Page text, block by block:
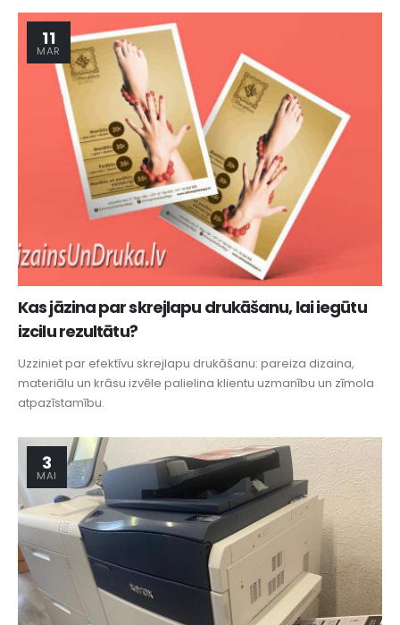
11
MAR
Kas jāzina par skrejlapu drukāšanu, lai iegūtu
izcilu rezultātu?
Uzziniet par efektīvu skrejlapu drukāšanu: pareiza dizaina,
materiālu un krāsu izvēle palielina klientu uzmanību un zīmola
atpazīstamību.
3
MAI